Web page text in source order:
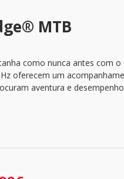
MTB
como nunca antes com o
oferecem um
aventura e